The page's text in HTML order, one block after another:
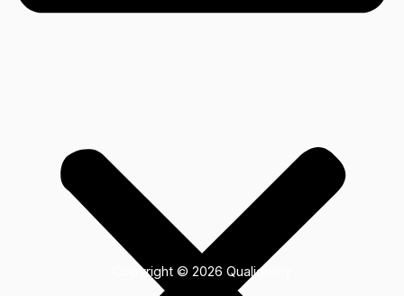
Copyright © 2026 Qualidemy